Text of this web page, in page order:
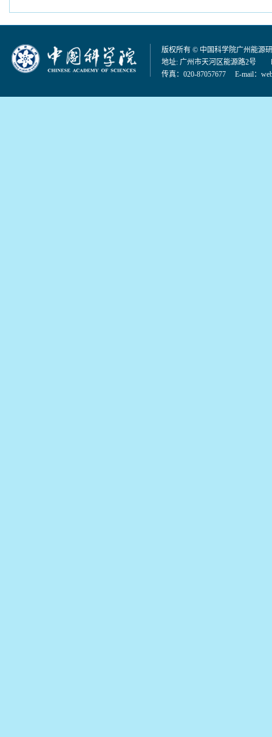
版权所有 © 中国科学院广州能源
地址: 广州市天河区能源路2号
传真：020-87057677 E-mail：